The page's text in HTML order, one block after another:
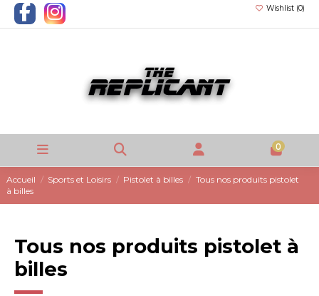
Wishlist (0)
0
Accueil Sports et Loisirs Pistolet à billes
Tous nos produits pistolet
à billes
Tous nos produits pistolet à
billes